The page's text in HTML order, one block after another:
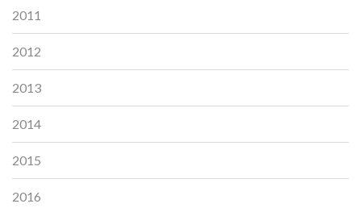
2011
2012
2013
2014
2015
2016